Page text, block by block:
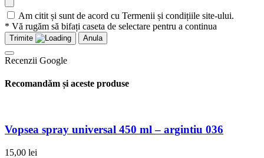
Am citit și sunt de acord cu Termenii și condițiile site-ului.
* Vă rugăm să bifați caseta de selectare pentru a continua
Trimite Anula
Recenzii Google
Recomandăm și aceste produse
Vopsea spray universal 450 ml – argintiu 036
15,00 lei